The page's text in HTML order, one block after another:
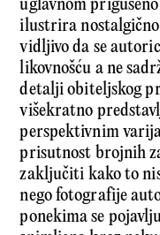
uglavnom
ilustrira
vidljivo da se
likovnošću a ne
detalji obiteljskog
višekratno
perspektivnim
prisutnost brojnih
zaključiti kako to
nego fotografije
ponekima se